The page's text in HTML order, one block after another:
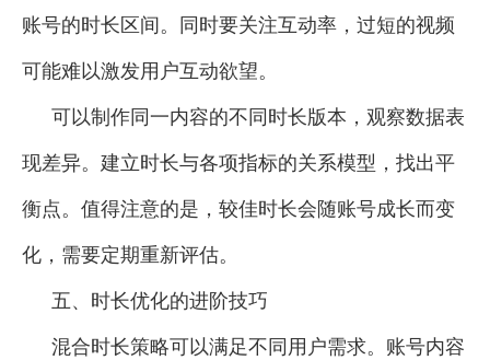
账号的时长区间。同时要关注互动率，过短的视频
可能难以激发用户互动欲望。
可以制作同一内容的不同时长版本，观察数据表
现差异。建立时长与各项指标的关系模型，找出平
衡点。值得注意的是，较佳时长会随账号成长而变
化，需要定期重新评估。
五、时长优化的进阶技巧
混合时长策略可以满足不同用户需求。账号内容